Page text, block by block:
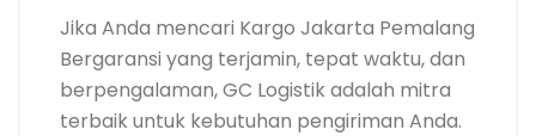
Jika Anda mencari Kargo Jakarta Pemalang
Bergaransi yang terjamin, tepat waktu, dan
berpengalaman, GC Logistik adalah mitra
terbaik untuk kebutuhan pengiriman Anda.